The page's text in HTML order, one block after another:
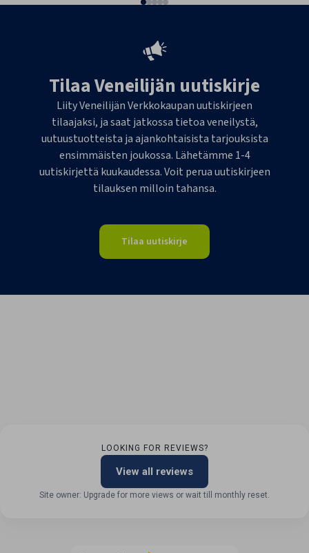
Tilaa Veneilijän uutiskirje
Liity Veneilijän Verkkokaupan uutiskirjeen
tilaajaksi, ja saat jatkossa tietoa veneilystä,
uutuustuotteista ja ajankohtaisista tarjouksista
ensimmäisten joukossa. Lähetämme 1-4
uutiskirjettä kuukaudessa. Voit perua uutiskirjeen
tilauksen milloin tahansa.
Tilaa uutiskirje
LOOKING FOR REVIEWS?
View all reviews
Site owner: Upgrade for more views or wait till monthly reset.